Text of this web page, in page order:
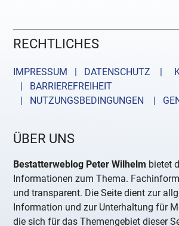
RECHTLICHES
IMPRESSUM | DATENSCHUTZ |
| BARRIEREFREIHEIT
| NUTZUNGSBEDINGUNGEN
|
ÜBER UNS
Bestatterweblog Peter Wilhelm bietet
Informationen zum Thema.
und transparent. Die Seite dient zur
Information und zur Unterhaltung für
die sich für das Themengebiet dieser